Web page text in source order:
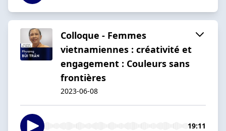
Colloque - Femmes
vietnamiennes : créativité et
engagement : Couleurs sans
frontières
2023-06-08
19:11